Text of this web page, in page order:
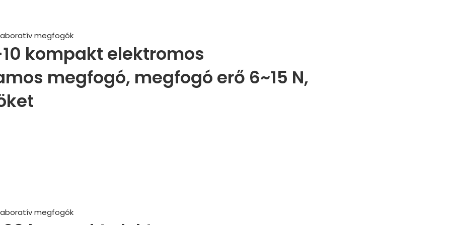
megfogók
10 kompakt elektromos
megfogó, megfogó erő 6~15 N,
megfogók